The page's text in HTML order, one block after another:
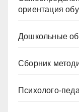
ориентация
Дошкольные
Сборник
Психолого-